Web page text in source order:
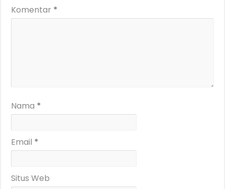
Komentar *
Nama *
Email *
Situs Web